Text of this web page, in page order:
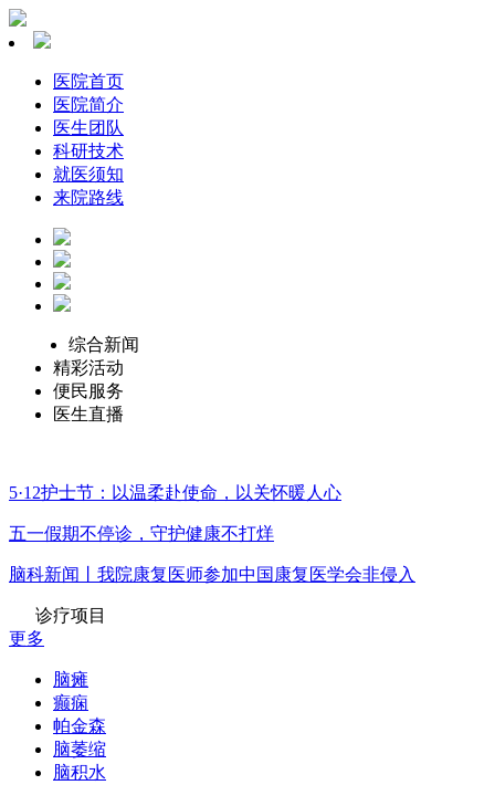
医院首页
医院简介
医生团队
科研技术
就医须知
来院路线
综合新闻
精彩活动
便民服务
医生直播
5·12护士节：以温柔赴使命，以关怀暖人心
五一假期不停诊，守护健康不打烊
脑科新闻丨我院康复医师参加中国康复医学会非侵入
诊疗项目
更多
脑瘫
癫痫
帕金森
脑萎缩
脑积水